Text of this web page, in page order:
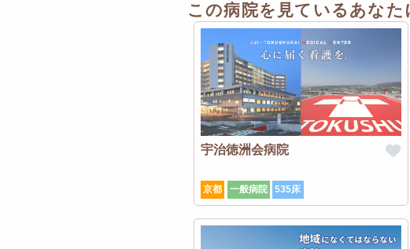
この病院を見ているあな
宇治徳洲会病院
京都 一般病院 535床